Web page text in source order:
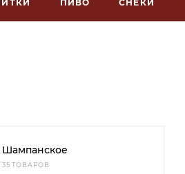
ПИВО СНЕКИ
Шампанское
35 ТОВАРОВ